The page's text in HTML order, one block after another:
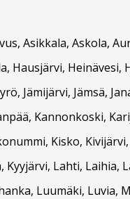
Asikkala, Askola,
Hausjärvi,
Jämijärvi, Jämsä,
Kannonkoski,
Kisko,
Lahti, Laihia,
Luumäki,